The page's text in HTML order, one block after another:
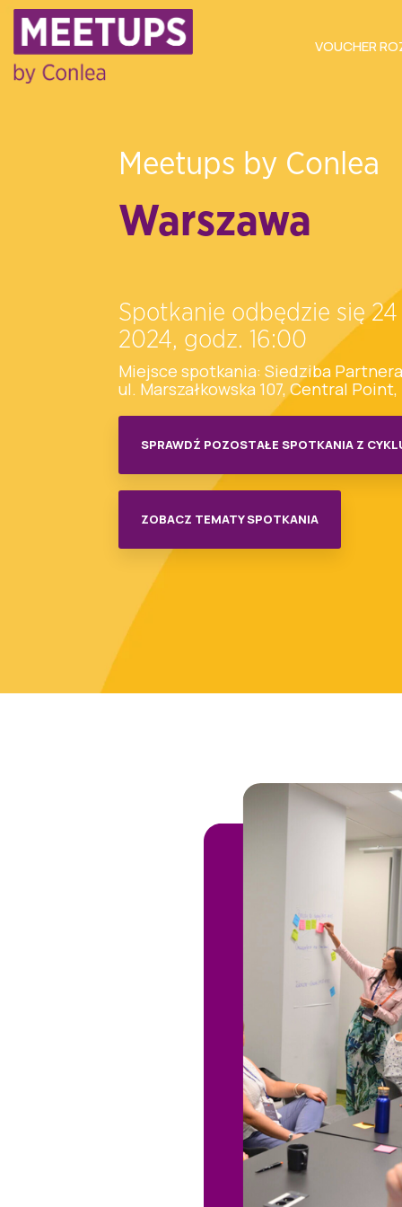
VOUCHER
Meetups by Conlea
Warszawa
Spotkanie odbędzie się
2024, godz. 16:00
Miejsce spotkania: Siedziba
ul. Marszałkowska 107, Central Point,
SPRAWDŹ POZOSTAŁE SPOTKANIA Z
ZOBACZ TEMATY SPOTKANIA